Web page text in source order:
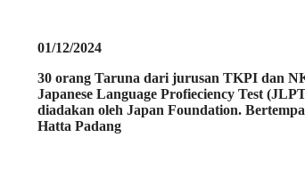
01/12/2024
30 orang Taruna dari jurusan TKPI dan
Japanese Language Profieciency Test
diadakan oleh Japan Foundation.
Hatta Padang